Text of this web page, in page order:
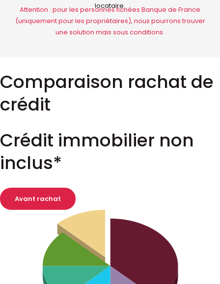
locataire.
Attention : pour les personnes fichées Banque de France
(uniquement pour les propriétaires), nous pourrons trouver
une solution mais sous conditions.
Comparaison rachat de
crédit
Crédit immobilier non
inclus*
Avant rachat